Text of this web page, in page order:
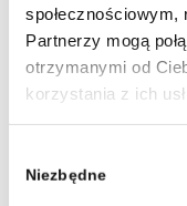
społecznościowym,
Partnerzy mogą
otrzymanymi od
korzystania z ich
zgody
Niezbędne